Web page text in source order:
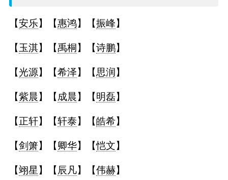
名
男孩名字打分
女孩名字打分
生
【安乐】【惠鸿】【振峰】
【玉淇】【禹桐 】【诗鹏】
【光源】【希泽】【思润 】
【紫晨】【 成晨】【明磊】
【正轩】【轩泰】【皓希】
【剑箫】【卿华】【恺文】
【翊星 】【 辰凡】【伟赫】